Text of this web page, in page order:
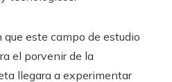
este campo de estudio
el porvenir de la
llegara a experimentar